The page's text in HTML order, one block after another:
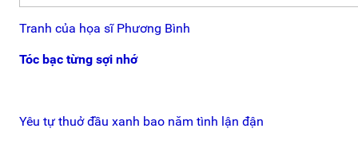
Tranh của họa sĩ Phương Bình
Tóc bạc từng sợi nhớ
Yêu tự thuở đầu xanh bao năm tình lận đận